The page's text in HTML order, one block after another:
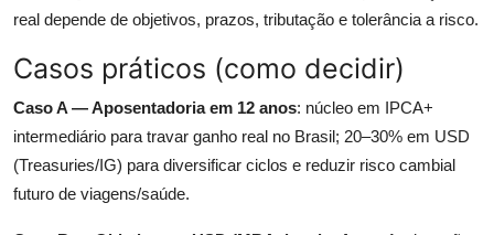
real depende de objetivos, prazos, tributação e tolerância a risco.
Casos práticos (como decidir)
Caso A — Aposentadoria em 12 anos: núcleo em IPCA+
intermediário para travar ganho real no Brasil; 20–30% em USD
(Treasuries/IG) para diversificar ciclos e reduzir risco cambial
futuro de viagens/saúde.